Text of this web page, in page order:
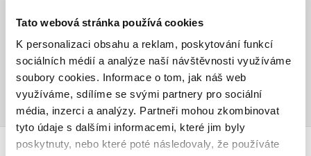
Tato webová stránka používá cookies
K personalizaci obsahu a reklam, poskytování funkcí
sociálních médií a analýze naší návštěvnosti využíváme
soubory cookies. Informace o tom, jak náš web
využíváme, sdílíme se svými partnery pro sociální
média, inzerci a analýzy. Partneři mohou zkombinovat
tyto údaje s dalšími informacemi, které jim byly
poskytnuty, nebo které poté následovaly, že používáte
Vaše hodnocení
Uživatelskou recenzi mohou vkládat pouze registrovaní uživatelé
Přihlásit